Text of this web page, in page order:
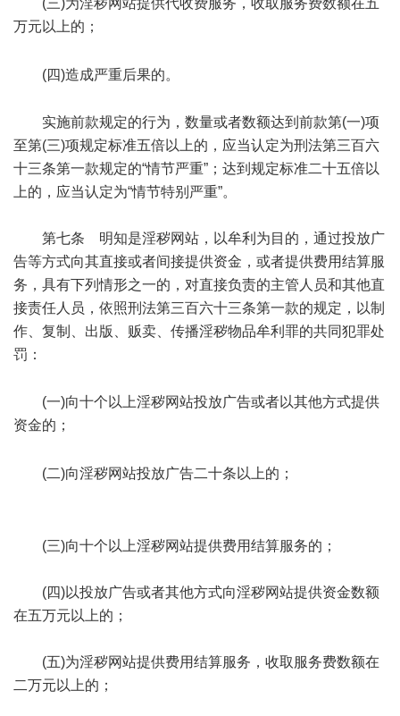
(三)为淫秽网站提供代收费服务，收取服务费数额在五
万元以上的；
(四)造成严重后果的。
实施前款规定的行为，数量或者数额达到前款第(一)项
至第(三)项规定标准五倍以上的，应当认定为刑法第三百六
十三条第一款规定的“情节严重”；达到规定标准二十五倍以
上的，应当认定为“情节特别严重”。
第七条 明知是淫秽网站，以牟利为目的，通过投放广
告等方式向其直接或者间接提供资金，或者提供费用结算服
务，具有下列情形之一的，对直接负责的主管人员和其他直
接责任人员，依照刑法第三百六十三条第一款的规定，以制
作、复制、出版、贩卖、传播淫秽物品牟利罪的共同犯罪处
罚：
(一)向十个以上淫秽网站投放广告或者以其他方式提供
资金的；
(二)向淫秽网站投放广告二十条以上的；
(三)向十个以上淫秽网站提供费用结算服务的；
(四)以投放广告或者其他方式向淫秽网站提供资金数额
在五万元以上的；
(五)为淫秽网站提供费用结算服务，收取服务费数额在
二万元以上的；